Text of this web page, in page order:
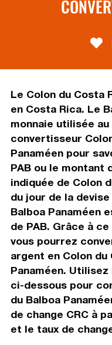
Le Colon du Costa
en Costa Rica. Le
monnaie utilisée
convertisseur
Panaméen pour
PAB ou le montant
indiquée de Colon
du jour de la
Balboa Panaméen
de PAB. Grâce à
vous pourrez
argent en Colon du
Panaméen.
ci-dessous pour
du Balboa
de change CRC à
et le taux de